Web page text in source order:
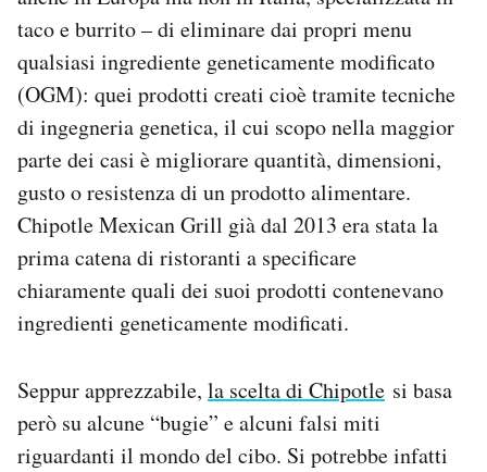
AREA PERSONALE
Area Personale
Newsletter
Notifiche mobile
Regala il Post
Hai bisogno di aiuto?
Esci
taco e burrito – di eliminare dai propri menu
qualsiasi ingrediente geneticamente modificato
(OGM): quei prodotti creati cioè tramite tecniche
di ingegneria genetica, il cui scopo nella maggior
parte dei casi è migliorare quantità, dimensioni,
gusto o resistenza di un prodotto alimentare.
Chipotle Mexican Grill già dal 2013 era stata la
prima catena di ristoranti a specificare
chiaramente quali dei suoi prodotti contenevano
ingredienti geneticamente modificati.
Seppur apprezzabile, la scelta di Chipotle si basa
però su alcune “bugie” e alcuni falsi miti
riguardanti il mondo del cibo. Si potrebbe infatti